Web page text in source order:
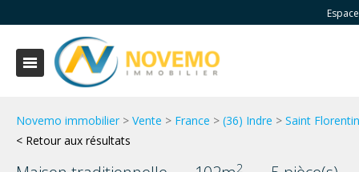
Novemo immobilier > Vente > France > (36) Indre > Saint Florentin
< Retour aux résultats
2